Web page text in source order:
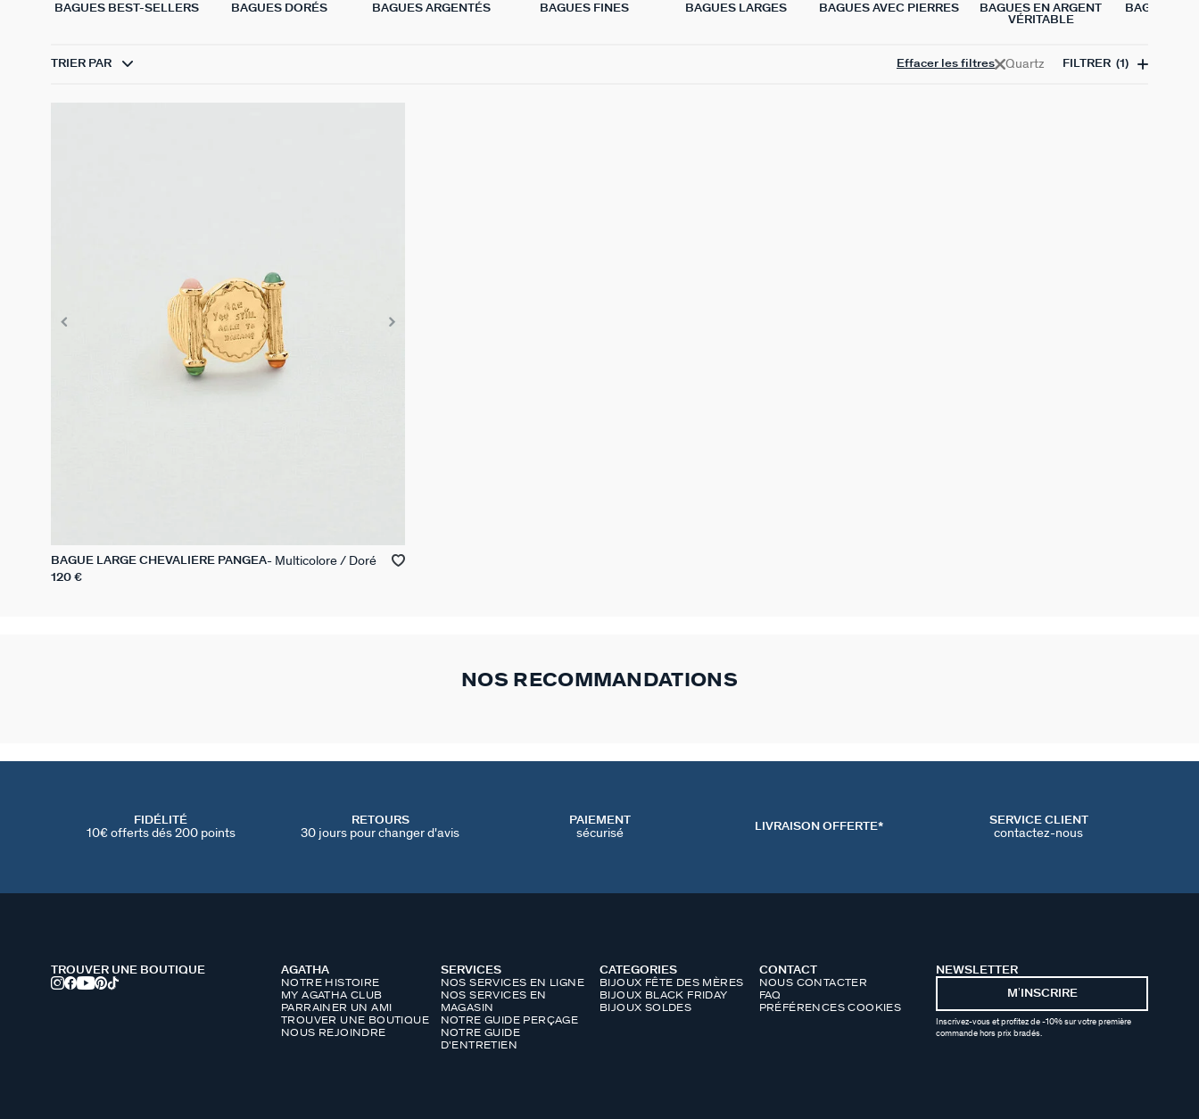
BAGUES BEST-SELLERS BAGUES DORÉS BAGUES ARGENTÉS BAGUES FINES BAGUES LARGES BAGUES AVEC PIERRES
BAGUES EN ARGENT
VÉRITABLE
BAGUES
TRIER PAR Quartz
Effacer les filtres FILTRER (1)
BAGUE LARGE CHEVALIÈRE PANGEA Multicolore / Doré
120 €
NOS RECOMMANDATIONS
FIDÉLITÉ
10€ offerts dés 200 points
RETOURS
30 jours pour changer d'avis
PAIEMENT
sécurisé LIVRAISON OFFERTE*
SERVICE CLIENT
contactez-nous
NEWSLETTER
MʼINSCRIRE
Inscrivez-vous et profitez de -10% sur votre première
commande hors prix bradés.
AGATHA
NOTRE HISTOIRE
MY AGATHA CLUB
PARRAINER UN AMI
TROUVER UNE BOUTIQUE
NOUS REJOINDRE
SERVICES
NOS SERVICES EN LIGNE
NOS SERVICES EN
MAGASIN
NOTRE GUIDE PERÇAGE
NOTRE GUIDE
D'ENTRETIEN
CATEGORIES
BIJOUX FÊTE DES MÈRES
BIJOUX BLACK FRIDAY
BIJOUX SOLDES
CONTACT
NOUS CONTACTER
FAQ
PRÉFÉRENCES COOKIES
TROUVER UNE BOUTIQUE